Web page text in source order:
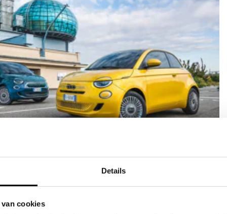
Details
cookies
bij schade